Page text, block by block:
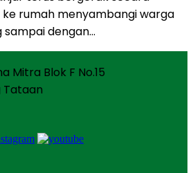
rumah menyambangi warga
sampai dengan…
Mitra Blok F No.15
Tataan